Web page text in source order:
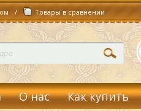
/ Товары в сравнении
О нас Как купить